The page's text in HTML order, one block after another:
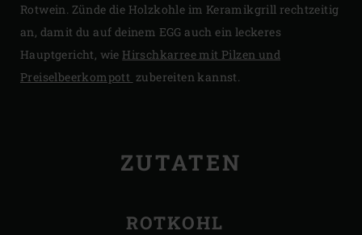
Rotwein. Zünde die Holzkohle im Keramikgrill rechtzeitig
an, damit du auf deinem EGG auch ein leckeres
Hauptgericht, wieHirschkarree mit Pilzen und
Preiselbeerkompott zubereiten kannst.
ZUTATEN
ROTKOHL